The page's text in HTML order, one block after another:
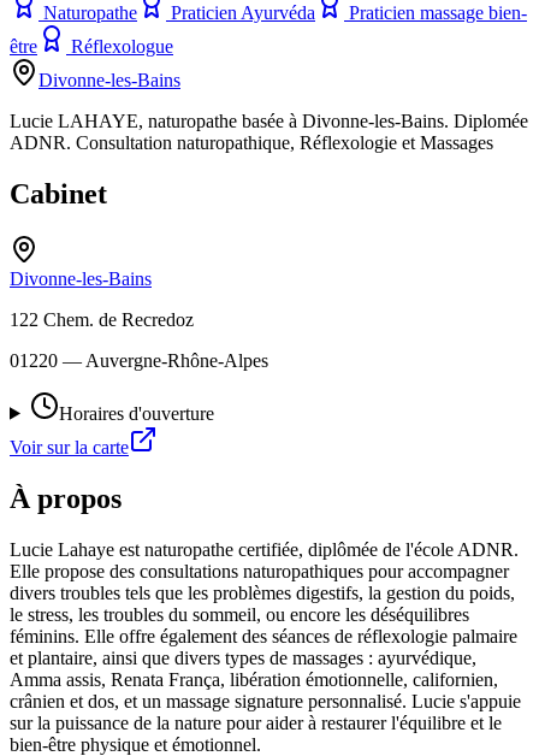
Naturopathe Praticien Ayurvéda
Praticien massage bien-
être
Réflexologue
Divonne-les-Bains
Lucie LAHAYE, naturopathe basée à Divonne-les-Bains. Diplomée
ADNR. Consultation naturopathique, Réflexologie et Massages
Cabinet
Divonne-les-Bains
122 Chem. de Recredoz
01220 — Auvergne-Rhône-Alpes
Horaires d'ouverture
Voir sur la carte
À propos
Lucie Lahaye est naturopathe certifiée, diplômée de l'école ADNR.
Elle propose des consultations naturopathiques pour accompagner
divers troubles tels que les problèmes digestifs, la gestion du poids,
le stress, les troubles du sommeil, ou encore les déséquilibres
féminins. Elle offre également des séances de réflexologie palmaire
et plantaire, ainsi que divers types de massages : ayurvédique,
Amma assis, Renata França, libération émotionnelle, californien,
crânien et dos, et un massage signature personnalisé. Lucie s'appuie
sur la puissance de la nature pour aider à restaurer l'équilibre et le
bien-être physique et émotionnel.